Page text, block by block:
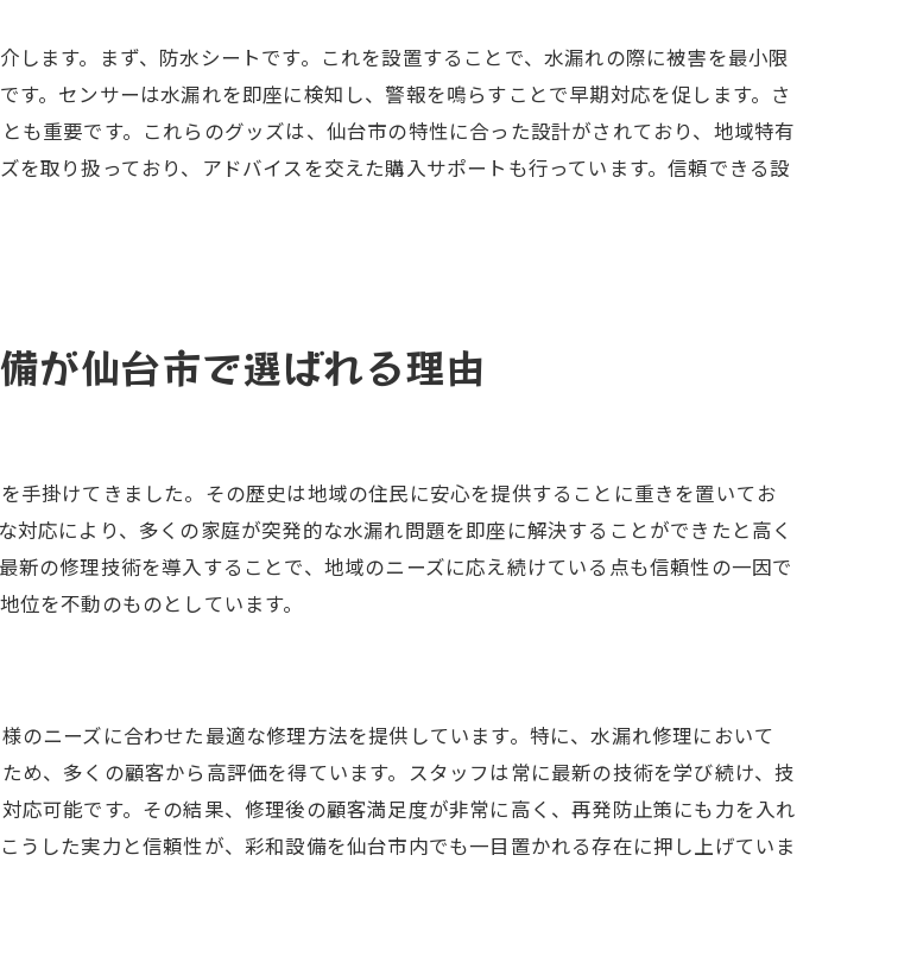
信頼の声
和設備のスピード修理の裏側に迫る
その運用方法
る技術と設備
理が支持される理由
修理業者を探すなら彩和設備がおすすめ
理由とは？
しないためのチェックポイント
と安心の理由
実績の紹介
ます。まず、防水シートです。これを設置することで、水漏れの際に被害を最小限
。センサーは水漏れを即座に検知し、警報を鳴らすことで早期対応を促します。さ
も重要です。これらのグッズは、仙台市の特性に合った設計がされており、地域特有
取り扱っており、アドバイスを交えた購入サポートも行っています。信頼できる設
が仙台市で選ばれる理由
手掛けてきました。その歴史は地域の住民に安心を提供することに重きを置いてお
応により、多くの家庭が突発的な水漏れ問題を即座に解決することができたと高く
の修理技術を導入することで、地域のニーズに応え続けている点も信頼性の一因で
を不動のものとしています。
ニーズに合わせた最適な修理方法を提供しています。特に、水漏れ修理において
め、多くの顧客から高評価を得ています。スタッフは常に最新の技術を学び続け、技
応可能です。その結果、修理後の顧客満足度が非常に高く、再発防止策にも力を入れ
うした実力と信頼性が、彩和設備を仙台市内でも一目置かれる存在に押し上げていま